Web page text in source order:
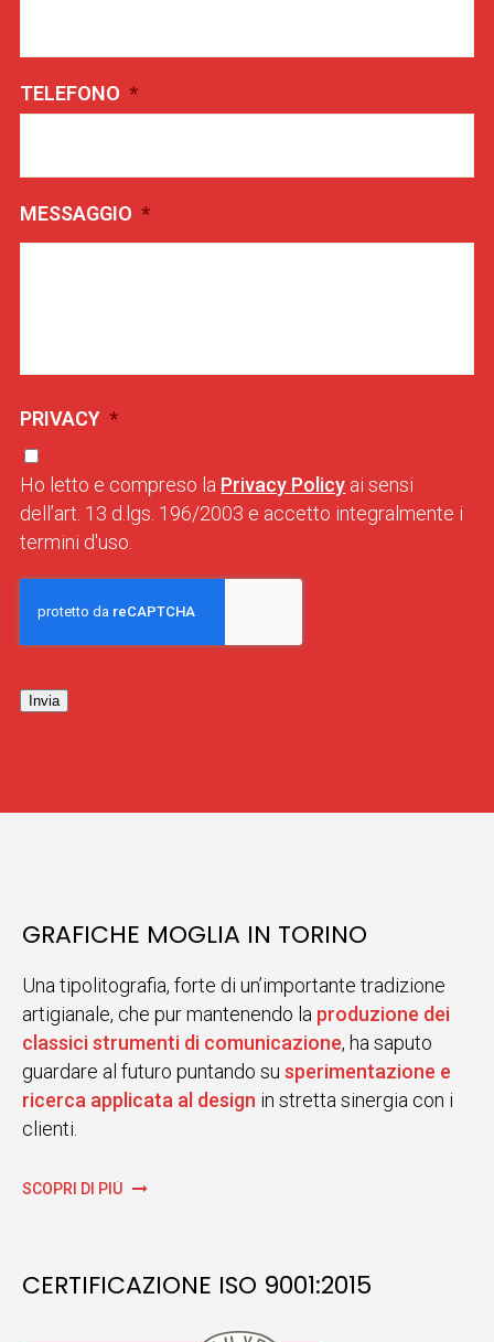
TELEFONO *
MESSAGGIO *
PRIVACY *
Ho letto e compreso la Privacy Policy ai sensi
dell’art. 13 d.lgs. 196/2003 e accetto integralmente i
termini d'uso.
Invia
GRAFICHE MOGLIA IN TORINO
Una tipolitografia, forte di un’importante tradizione
artigianale, che pur mantenendo la produzione dei
classici strumenti di comunicazione, ha saputo
guardare al futuro puntando su sperimentazione e
ricerca applicata al design in stretta sinergia con i
clienti.
SCOPRI DI PIÙ
CERTIFICAZIONE ISO 9001:2015